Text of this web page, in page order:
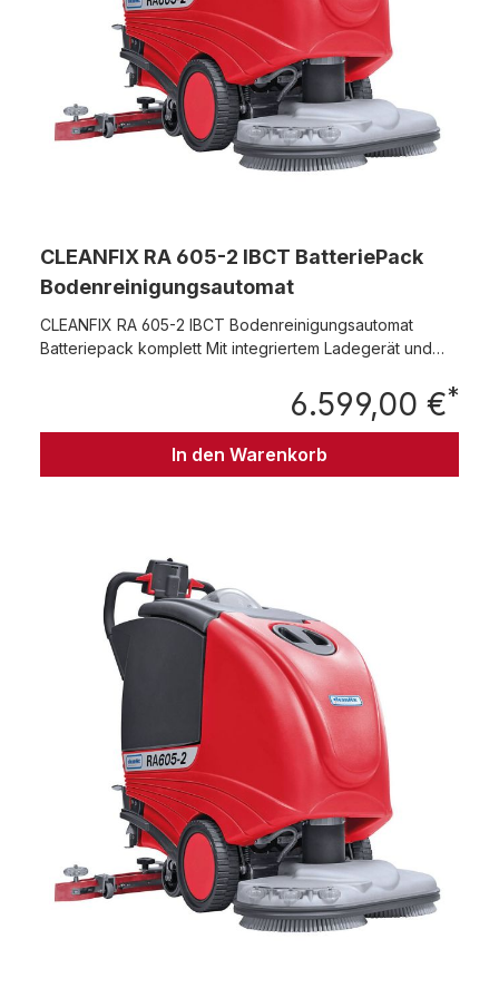
CLEANFIX RA 605-2 IBCT BatteriePack
Bodenreinigungsautomat
CLEANFIX RA 605-2 IBCT Bodenreinigungsautomat
Batteriepack komplett Mit integriertem Ladegerät und
Scheuersaugmaschine, ideal für harte und elastische
Böden in Industrie, Handel und öffentlichen
streifenfreie Reinigung. Optimal für grössere Flächen.
Frischwassertank: 55 Liter Schmutzwassertank: 56 Liter
Saugbreite: 880 mm Bürstendruck: 57 kg Gewicht mit
Batt.: 190 kg Abmessungen L/B/H: 1380/640/1130mm
Lieferung inkl. zwei Schrubbbürsten, Saugfuß komplett
gebogen, 2x12V GEL-Batterien 105 Ah, vollautomatisches
Ladegerät integriert MASCHINOX ist offizieller Cleanfix
Service- und Handelspartner
6.599,00 €*
In den Warenkorb